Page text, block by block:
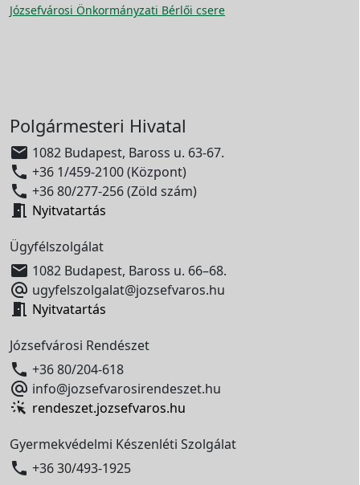
Józsefvárosi Önkormányzati Bérlői csere
Polgármesteri Hivatal
 1082 Budapest, Baross u. 63-67.
 +36 1/459-2100 (Központ)
 +36 80/277-256 (Zöld szám)
 Nyitvatartás
Ügyfélszolgálat
 1082 Budapest, Baross u. 66–68.
 ugyfelszolgalat@jozsefvaros.hu
 Nyitvatartás
Józsefvárosi Rendészet
 +36 80/204-618
 info@jozsefvarosirendeszet.hu
rendeszet.jozsefvaros.hu
Gyermekvédelmi Készenléti Szolgálat
 +36 30/493-1925